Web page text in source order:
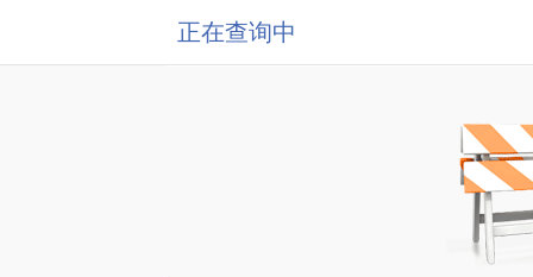
正在查询中